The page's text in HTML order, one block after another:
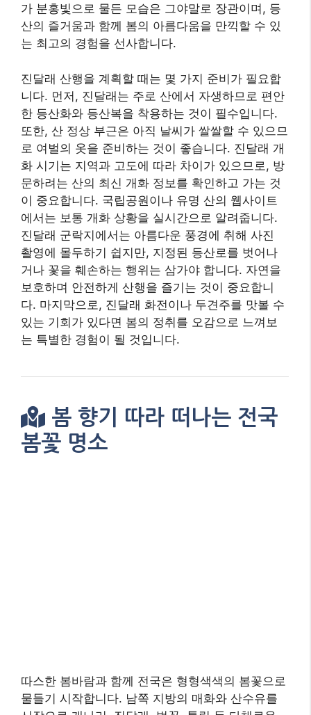
가 분홍빛으로 물든 모습은 그야말로 장관이며, 등
산의 즐거움과 함께 봄의 아름다움을 만끽할 수 있
는 최고의 경험을 선사합니다.
진달래 산행을 계획할 때는 몇 가지 준비가 필요합
니다. 먼저, 진달래는 주로 산에서 자생하므로 편안
한 등산화와 등산복을 착용하는 것이 필수입니다.
또한, 산 정상 부근은 아직 날씨가 쌀쌀할 수 있으므
로 여벌의 옷을 준비하는 것이 좋습니다. 진달래 개
화 시기는 지역과 고도에 따라 차이가 있으므로, 방
문하려는 산의 최신 개화 정보를 확인하고 가는 것
이 중요합니다. 국립공원이나 유명 산의 웹사이트
에서는 보통 개화 상황을 실시간으로 알려줍니다.
진달래 군락지에서는 아름다운 풍경에 취해 사진
촬영에 몰두하기 쉽지만, 지정된 등산로를 벗어나
거나 꽃을 훼손하는 행위는 삼가야 합니다. 자연을
보호하며 안전하게 산행을 즐기는 것이 중요합니
다. 마지막으로, 진달래 화전이나 두견주를 맛볼 수
있는 기회가 있다면 봄의 정취를 오감으로 느껴보
는 특별한 경험이 될 것입니다.
봄 향기 따라 떠나는 전국
봄꽃 명소
기 좋은 시기, 주변 볼거리 등의 정보를 제공하여 더
욱 알찬 여행이 될 수 있도록 돕겠습니다.